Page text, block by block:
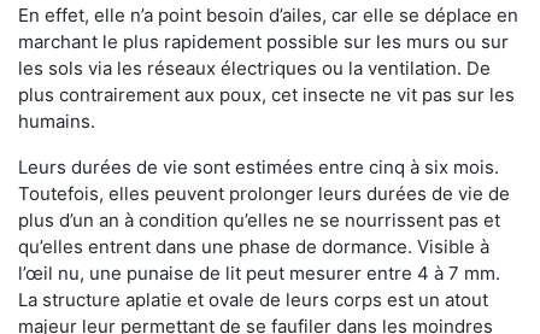
En effet, elle n’a point besoin d’ailes, car elle se déplace en
marchant le plus rapidement possible sur les murs ou sur
les sols via les réseaux électriques ou la ventilation. De
plus contrairement aux poux, cet insecte ne vit pas sur les
humains.
Leurs durées de vie sont estimées entre cinq à six mois.
Toutefois, elles peuvent prolonger leurs durées de vie de
plus d’un an à condition qu’elles ne se nourrissent pas et
qu’elles entrent dans une phase de dormance. Visible à
l’œil nu, une punaise de lit peut mesurer entre 4 à 7 mm.
La structure aplatie et ovale de leurs corps est un atout
majeur leur permettant de se faufiler dans les moindres